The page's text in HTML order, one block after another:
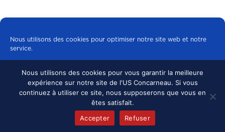
Nous utilisons des cookies pour optimiser notre site web et notre
service.
Tous les cookies
Refuser
Politique de cookies mentions légales
© 2024 US CONCARNEAU, TOUS DROITS
RÉSERVÉS. MENTIONS LÉGALES •
Nous utilisons des cookies pour vous garantir la meilleure
expérience sur notre site de l'US Concarneau. Si vous
continuez à utiliser ce site, nous supposerons que vous en
êtes satisfait.
Accepter
Refuser